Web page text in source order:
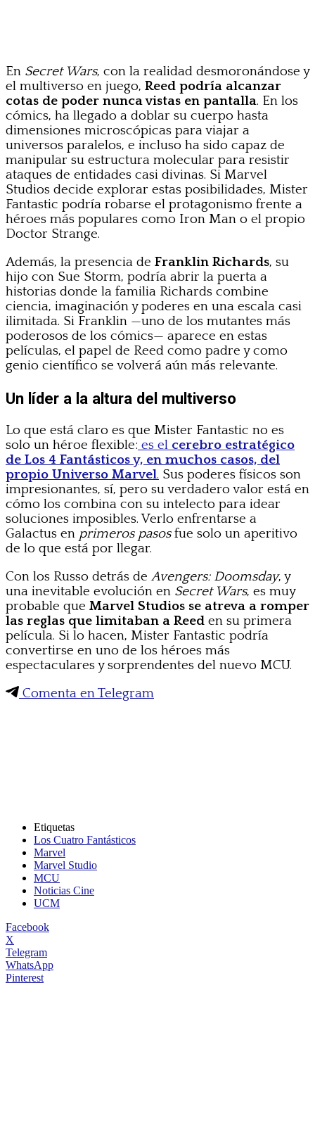
En Secret Wars, con la realidad desmoronándose y
el multiverso en juego, Reed podría alcanzar
cotas de poder nunca vistas en pantalla. En los
cómics, ha llegado a doblar su cuerpo hasta
dimensiones microscópicas para viajar a
universos paralelos, e incluso ha sido capaz de
manipular su estructura molecular para resistir
ataques de entidades casi divinas. Si Marvel
Studios decide explorar estas posibilidades, Mister
Fantastic podría robarse el protagonismo frente a
héroes más populares como Iron Man o el propio
Doctor Strange.
Además, la presencia de Franklin Richards, su
hijo con Sue Storm, podría abrir la puerta a
historias donde la familia Richards combine
ciencia, imaginación y poderes en una escala casi
ilimitada. Si Franklin —uno de los mutantes más
poderosos de los cómics— aparece en estas
películas, el papel de Reed como padre y como
genio científico se volverá aún más relevante.
Un líder a la altura del multiverso
Lo que está claro es que Mister Fantastic no es
solo un héroe flexible: es el cerebro estratégico
de Los 4 Fantásticos y, en muchos casos, del
propio Universo Marvel. Sus poderes físicos son
impresionantes, sí, pero su verdadero valor está en
cómo los combina con su intelecto para idear
soluciones imposibles. Verlo enfrentarse a
Galactus en primeros pasosfue solo un aperitivo
de lo que está por llegar.
Con los Russo detrás deAvengers: Doomsday, y
una inevitable evolución en Secret Wars, es muy
probable que Marvel Studios se atreva a romper
las reglas que limitaban a Reed en su primera
película. Si lo hacen, Mister Fantastic podría
convertirse en uno de los héroes más
espectaculares y sorprendentes del nuevo MCU.
Comenta en Telegram
Etiquetas
Los Cuatro Fantásticos
Marvel
Marvel Studio
MCU
Noticias Cine
UCM
Facebook
X
Telegram
WhatsApp
Pinterest